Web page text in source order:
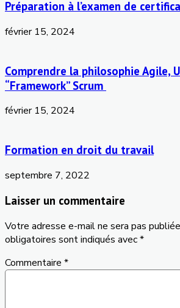
Préparation à l’examen de
février 15, 2024
Comprendre la philosophie Agile,
“Framework” Scrum
février 15, 2024
Formation en droit du travail
septembre 7, 2022
Laisser un commentaire
Votre adresse e-mail ne sera pas
obligatoires sont indiqués avec*
Commentaire *